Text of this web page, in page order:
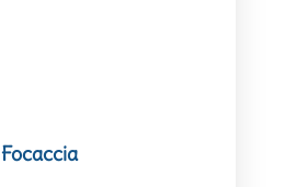
Focaccia